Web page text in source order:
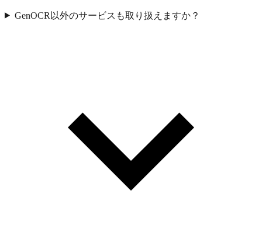
GenOCR以外のサービスも取り扱えますか？